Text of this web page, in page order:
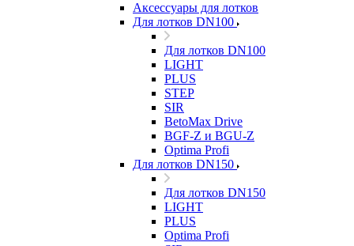
Аксессуары для лотков
Для лотков DN100
Для лотков DN100
LIGHT
PLUS
STEP
SIR
BetoMax Drive
BGF-Z и BGU-Z
Optima Profi
Для лотков DN150
Для лотков DN150
LIGHT
PLUS
Optima Profi